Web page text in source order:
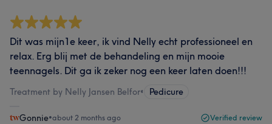
Dit was mijn1e keer, ik vind Nelly echt professioneel en
relax. Erg blij met de behandeling en mijn mooie
teennagels. Dit ga ik zeker nog een keer laten doen!!!
Treatment by Nelly Jansen Belfor• Pedicure
Gonnie•about 2 months ago Verified review